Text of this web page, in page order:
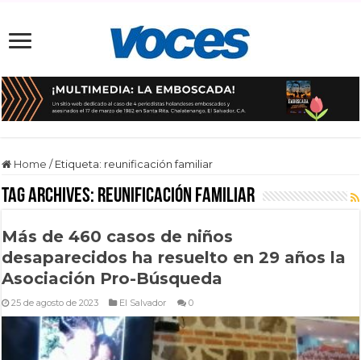
Home / Etiqueta: reunificación familiar
Tag Archives: reunificación familiar
Más de 460 casos de niños
desaparecidos ha resuelto en 29 años la
Asociación Pro-Búsqueda
25 de agosto de 2023 El Salvador 0